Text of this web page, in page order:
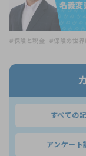
#保険と税金 #保険の世界
すべての
アンケート